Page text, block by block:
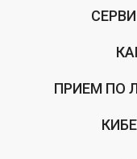
ПРИЕМ ПО